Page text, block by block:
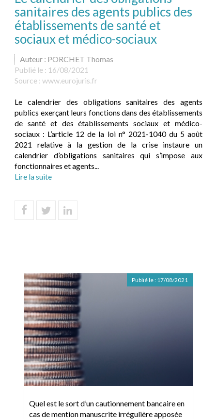
sanitaires des agents publics des
établissements de santé et
sociaux et médico-sociaux
Auteur : PORCHET Thomas
Publié le : 16/08/2021
Source : www.eurojuris.fr
Le calendrier des obligations sanitaires des agents
publics exerçant leurs fonctions dans des établissements
de santé et des établissements sociaux et médico-
sociaux : L’article 12 de la loi n° 2021-1040 du 5 août
2021 relative à la gestion de la crise instaure un
calendrier d’obligations sanitaires qui s’impose aux
fonctionnaires et agents...
Lire la suite
Quel est le sort d’un cautionnement bancaire en
cas de mention manuscrite irrégulière apposée
Publié le : 17/08/2021